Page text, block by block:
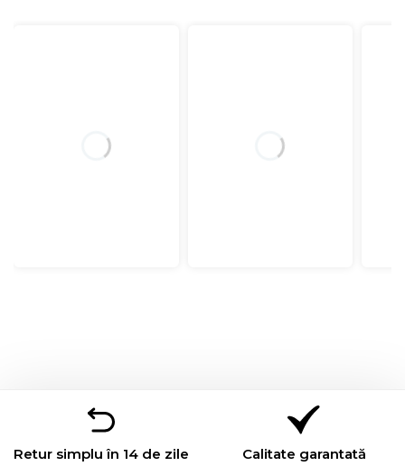
Retur simplu în 14 de zile Calitate garantată